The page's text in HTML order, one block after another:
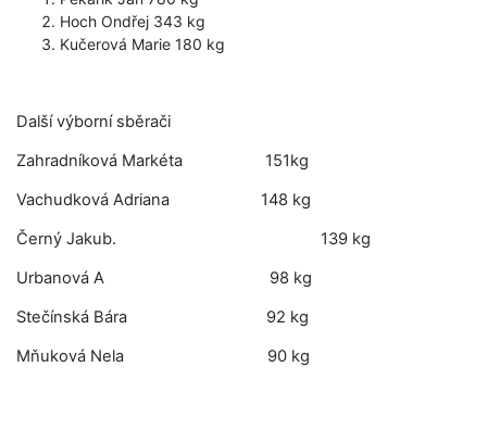
Hoch Ondřej 343 kg
Kučerová Marie 180 kg
Další výborní sběrači
Zahradníková Markéta 151kg
Vachudková Adriana 148 kg
Černý Jakub. 139 kg
Urbanová A 98 kg
Stečínská Bára 92 kg
Mňuková Nela 90 kg